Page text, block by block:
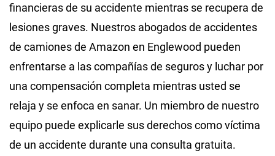
financieras de su accidente mientras se recupera de
lesiones graves. Nuestros abogados de accidentes
de camiones de Amazon en Englewood pueden
enfrentarse a las compañías de seguros y luchar por
una compensación completa mientras usted se
relaja y se enfoca en sanar. Un miembro de nuestro
equipo puede explicarle sus derechos como víctima
de un accidente durante una consulta gratuita.